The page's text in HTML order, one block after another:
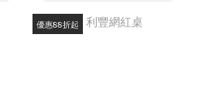
優惠88折起